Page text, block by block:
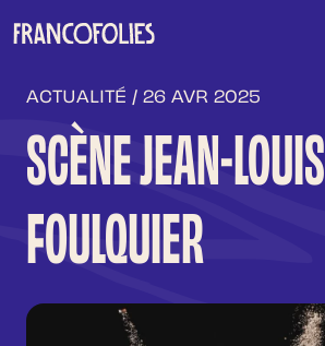
ACTUALITÉ / 26 AVR 2025
SCÈNE JEAN-LOUIS
FOULQUIER